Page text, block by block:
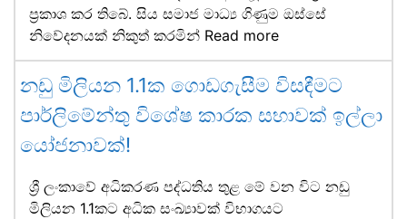
ප්‍රකාශ කර තිබේ. සිය සමාජ මාධ්‍ය ගිණුම ඔස්සේ
නිවේදනයක් නිකුත් කරමින් Read more
නඩු මිලියන 1.1ක ගොඩගැසීම විසඳීමට
පාර්ලිමේන්තු විශේෂ කාරක සභාවක් ඉල්ලා
යෝජනාවක්!
ශ්‍රී ලංකාවේ අධිකරණ පද්ධතිය තුළ මේ වන විට නඩු
මිලියන 1.1කට අධික සංඛ්‍යාවක් විභාගයට